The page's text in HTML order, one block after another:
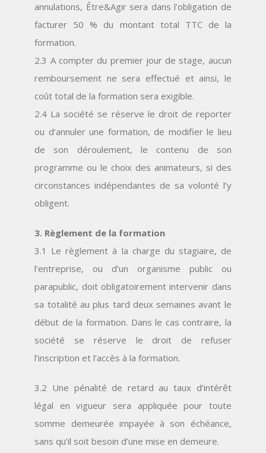
annulations, Être&Agir sera dans l’obligation de
facturer 50 % du montant total TTC de la
formation.
2.3 A compter du premier jour de stage, aucun
remboursement ne sera effectué et ainsi, le
coût total de la formation sera exigible.
2.4 La société se réserve le droit de reporter
ou d’annuler une formation, de modifier le lieu
de son déroulement, le contenu de son
programme ou le choix des animateurs, si des
circonstances indépendantes de sa volonté l’y
obligent.
3. Règlement de la formation
3.1 Le règlement à la charge du stagiaire, de
l’entreprise, ou d’un organisme public ou
parapublic, doit obligatoirement intervenir dans
sa totalité au plus tard deux semaines avant le
début de la formation. Dans le cas contraire, la
société se réserve le droit de refuser
l’inscription et l’accès à la formation.
3.2 Une pénalité de retard au taux d’intérêt
légal en vigueur sera appliquée pour toute
somme demeurée impayée à son échéance,
sans qu’il soit besoin d’une mise en demeure.